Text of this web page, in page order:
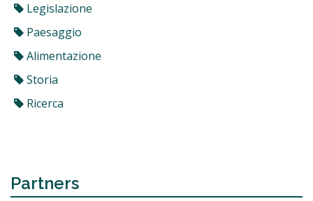
Legislazione
Paesaggio
Alimentazione
Storia
Ricerca
Partners